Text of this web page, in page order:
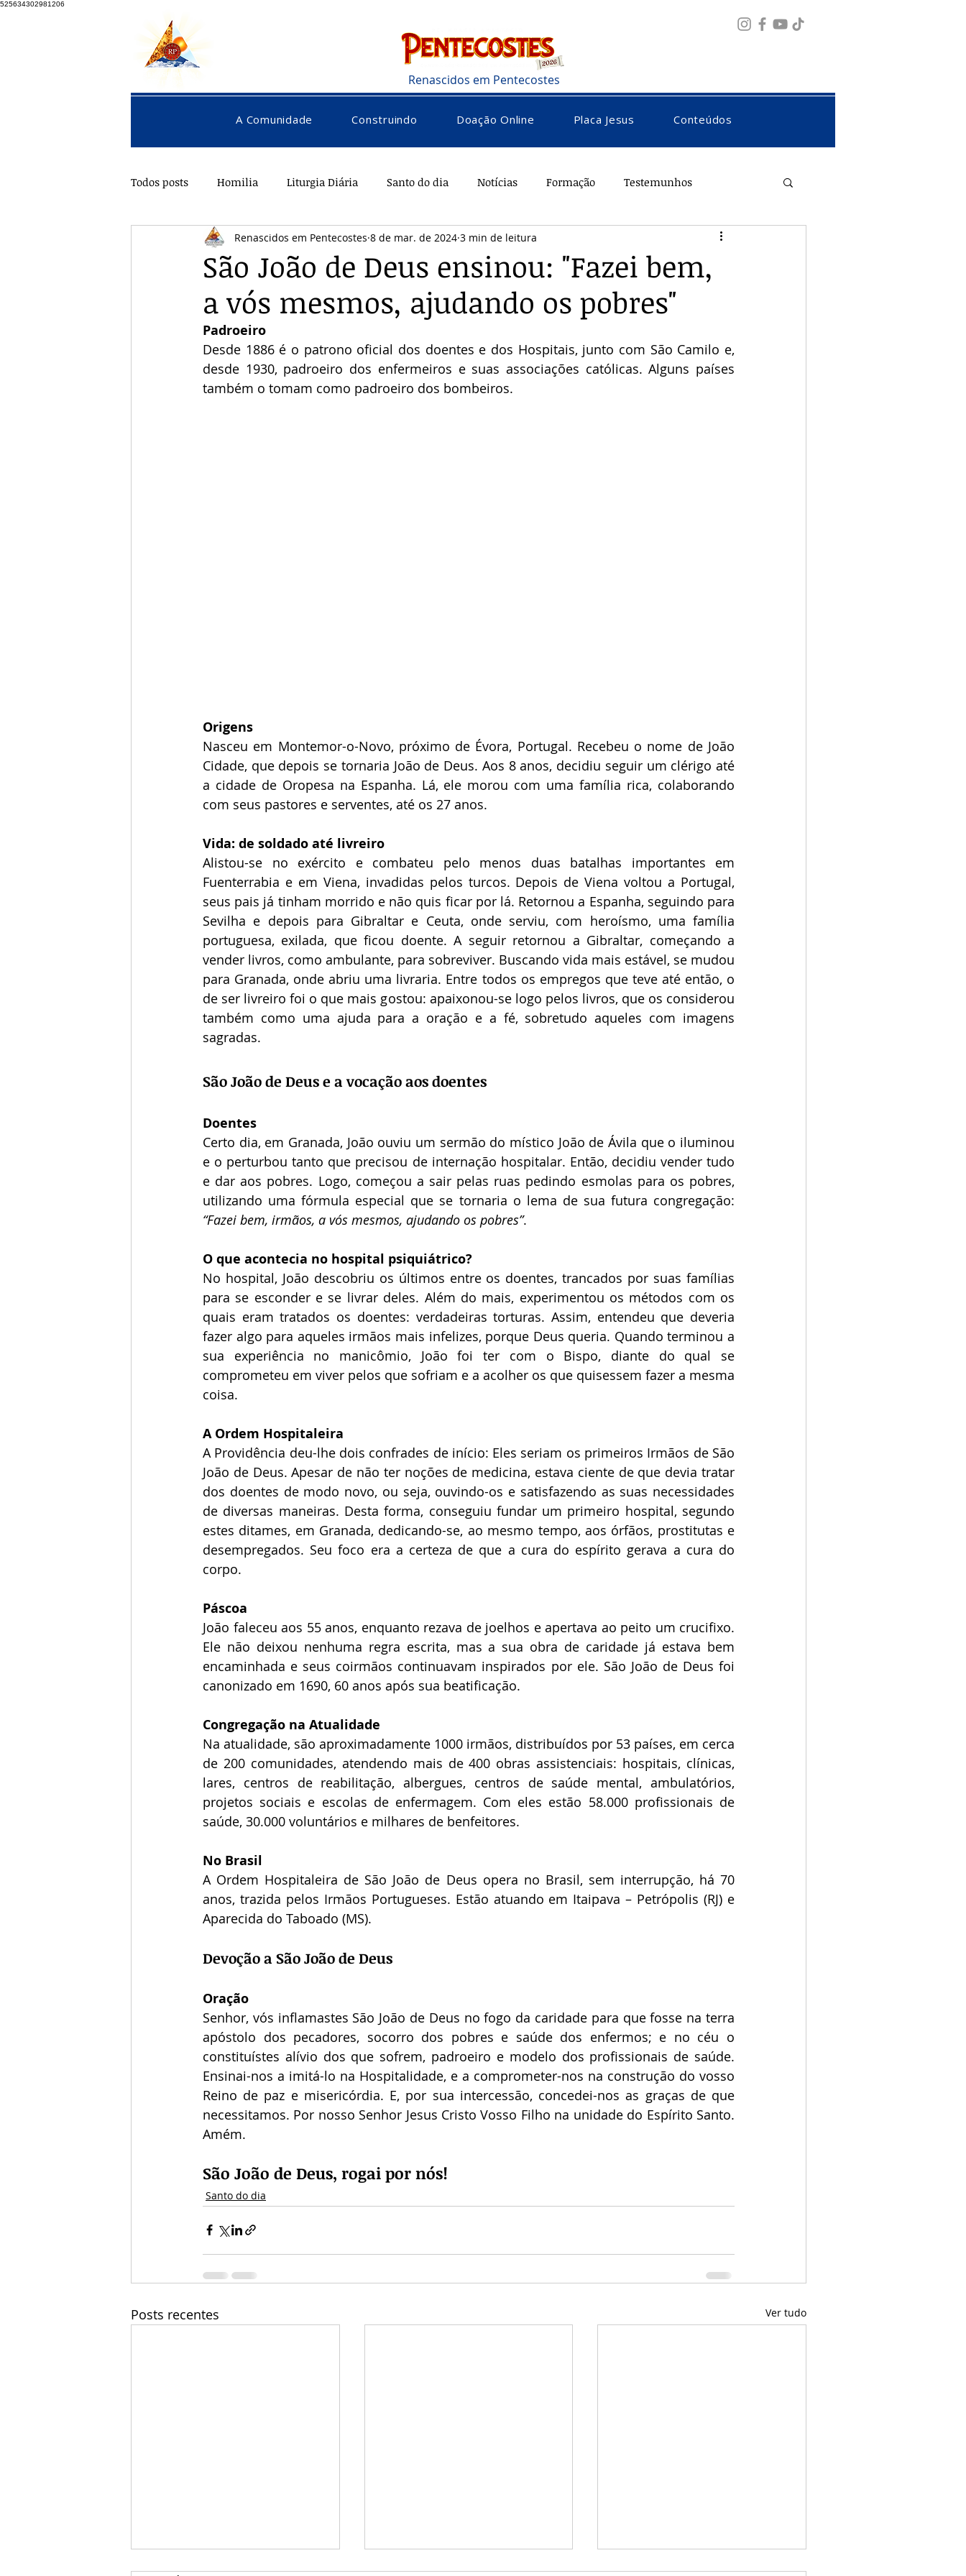
525634302981206
Renascidos em Pentecostes
A Comunidade Construindo Doação Online Placa Jesus Conteúdos
Todos posts Homilia Liturgia Diária Santo do dia Notícias Formação Testemunhos
Pentecostes Galeria Orações Saúde Diversos Vocacional
São João de Deus ensinou: "Fazei bem,
a vós mesmos, ajudando os pobres"
Renascidos em Pentecostes 8 de mar. de 2024 3 min de leitura
Padroeiro
Desde 1886 é o patrono oficial dos doentes e dos Hospitais, junto com São Camilo e,
desde 1930, padroeiro dos enfermeiros e suas associações católicas. Alguns países
também o tomam como padroeiro dos bombeiros.
Origens
Nasceu em Montemor-o-Novo, próximo de Évora, Portugal. Recebeu o nome de João
Cidade, que depois se tornaria João de Deus. Aos 8 anos, decidiu seguir um clérigo até
a cidade de Oropesa na Espanha. Lá, ele morou com uma família rica, colaborando
com seus pastores e serventes, até os 27 anos.
Vida: de soldado até livreiro
Alistou-se no exército e combateu pelo menos duas batalhas importantes em
Fuenterrabia e em Viena, invadidas pelos turcos. Depois de Viena voltou a Portugal,
seus pais já tinham morrido e não quis ficar por lá. Retornou a Espanha, seguindo para
Sevilha e depois para Gibraltar e Ceuta, onde serviu, com heroísmo, uma família
portuguesa, exilada, que ficou doente. A seguir retornou a Gibraltar, começando a
vender livros, como ambulante, para sobreviver. Buscando vida mais estável, se mudou
para Granada, onde abriu uma livraria. Entre todos os empregos que teve até então, o
de ser livreiro foi o que mais gostou: apaixonou-se logo pelos livros, que os considerou
também como uma ajuda para a oração e a fé, sobretudo aqueles com imagens
sagradas.
São João de Deus e a vocação aos doentes
Doentes
Certo dia, em Granada, João ouviu um sermão do místico João de Ávila que o iluminou
e o perturbou tanto que precisou de internação hospitalar. Então, decidiu vender tudo
e dar aos pobres. Logo, começou a sair pelas ruas pedindo esmolas para os pobres,
“Fazei bem, irmãos, a vós mesmos, ajudando os pobres”.
O que acontecia no hospital psiquiátrico?
No hospital, João descobriu os últimos entre os doentes, trancados por suas famílias
para se esconder e se livrar deles. Além do mais, experimentou os métodos com os
quais eram tratados os doentes: verdadeiras torturas. Assim, entendeu que deveria
fazer algo para aqueles irmãos mais infelizes, porque Deus queria. Quando terminou a
sua experiência no manicômio, João foi ter com o Bispo, diante do qual se
comprometeu em viver pelos que sofriam e a acolher os que quisessem fazer a mesma
coisa.
A Ordem Hospitaleira
A Providência deu-lhe dois confrades de início: Eles seriam os primeiros Irmãos de São
João de Deus. Apesar de não ter noções de medicina, estava ciente de que devia tratar
dos doentes de modo novo, ou seja, ouvindo-os e satisfazendo as suas necessidades
de diversas maneiras. Desta forma, conseguiu fundar um primeiro hospital, segundo
estes ditames, em Granada, dedicando-se, ao mesmo tempo, aos órfãos, prostitutas e
desempregados. Seu foco era a certeza de que a cura do espírito gerava a cura do
corpo.
Páscoa
João faleceu aos 55 anos, enquanto rezava de joelhos e apertava ao peito um crucifixo.
Ele não deixou nenhuma regra escrita, mas a sua obra de caridade já estava bem
encaminhada e seus coirmãos continuavam inspirados por ele. São João de Deus foi
canonizado em 1690, 60 anos após sua beatificação.
Congregação na Atualidade
Na atualidade, são aproximadamente 1000 irmãos, distribuídos por 53 países, em cerca
de 200 comunidades, atendendo mais de 400 obras assistenciais: hospitais, clínicas,
lares, centros de reabilitação, albergues, centros de saúde mental, ambulatórios,
projetos sociais e escolas de enfermagem. Com eles estão 58.000 profissionais de
saúde, 30.000 voluntários e milhares de benfeitores.
No Brasil
A Ordem Hospitaleira de São João de Deus opera no Brasil, sem interrupção, há 70
anos, trazida pelos Irmãos Portugueses. Estão atuando em Itaipava – Petrópolis (RJ) e
Aparecida do Taboado (MS).
Devoção a São João de Deus
Oração
Senhor, vós inflamastes São João de Deus no fogo da caridade para que fosse na terra
apóstolo dos pecadores, socorro dos pobres e saúde dos enfermos; e no céu o
constituístes alívio dos que sofrem, padroeiro e modelo dos profissionais de saúde.
Ensinai-nos a imitá-lo na Hospitalidade, e a comprometer-nos na construção do vosso
Reino de paz e misericórdia. E, por sua intercessão, concedei-nos as graças de que
necessitamos. Por nosso Senhor Jesus Cristo Vosso Filho na unidade do Espírito Santo.
Amém.
São João de Deus, rogai por nós!
Santo do dia
Posts recentes Ver tudo